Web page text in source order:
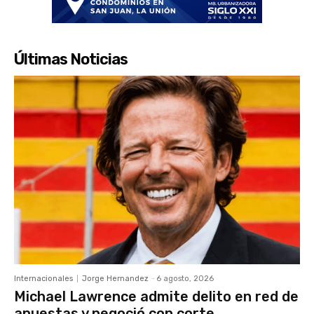
Últimas Noticias
Internacionales Jorge Hernandez - 6 agosto, 2026
Michael Lawrence admite delito en red de